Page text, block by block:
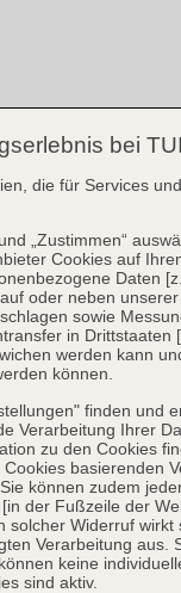
bei
die für Services
„Zustimmen“
Cookies auf
Daten
oder neben
sowie
in Drittstaaten
werden kann
können.
finden und
Verarbeitung Ihrer
zu den Cookies
basierenden
. Sie können zudem
der Fußzeile der
solcher Widerruf wirkt
Verarbeitung aus.
keine
sind aktiv.